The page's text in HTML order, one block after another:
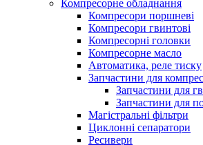
Компресорне обладнання
Компресори поршневі
Компресори гвинтові
Компресорні головки
Компресорне масло
Автоматика, реле тиску
Запчастини для
Запчастини для
Запчастини для
Магістральні фільтри
Циклонні сепаратори
Ресивери